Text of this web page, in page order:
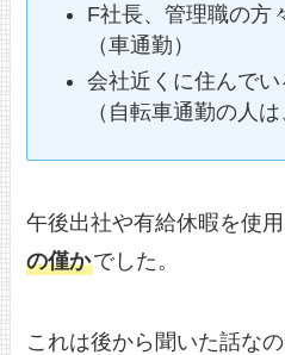
F社長、管理職の方
（車通勤）
会社近くに住んでい
（自転車通勤の人は
午後出社や有給休暇を使
の僅かでした。
これは後から聞いた話な